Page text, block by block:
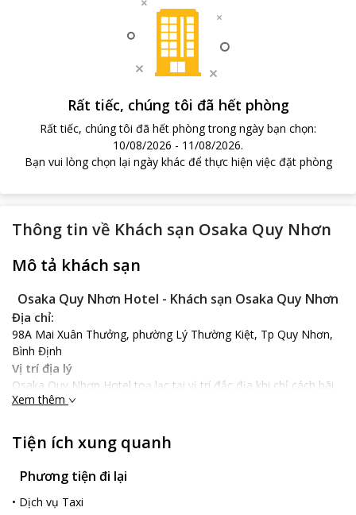
Rất tiếc, chúng tôi đã hết phòng
Rất tiếc, chúng tôi đã hết phòng trong ngày bạn chọn:
10/08/2026 - 11/08/2026.
Bạn vui lòng chọn lại ngày khác để thực hiện việc đặt phòng
Thông tin về Khách sạn Osaka Quy Nhơn
Mô tả khách sạn
Osaka Quy Nhơn Hotel - Khách sạn Osaka Quy Nhơn
Địa chỉ:
98A Mai Xuân Thưởng, phường Lý Thường Kiệt, Tp Quy Nhơn,
Bình Định
Vị trí địa lý
Osaka Quy Nhơn Hotel toạ lạc tại vị trí đắc địa khi chỉ cách bãi
biển chỉ 500 m với vài phút đi bộ nhanh chóng, từ khách sạn đến
khoảng 300 m. Khách sạn cũng cách sân bay Phù Cát chỉ 27 km
với 40 pphút di chuyển nhanh chóng.
Nổi bật
Osaka Quy Nhơn Hotel gồm 8 tầng nổi, 1 tầng hầm, với 50
phòng nghỉ mang phong cách Á Đông sang trọng đạt tiêu chuẩn
Xem thêm
Tiện ích xung quanh
Phương tiện đi lại
• Dịch vụ Taxi